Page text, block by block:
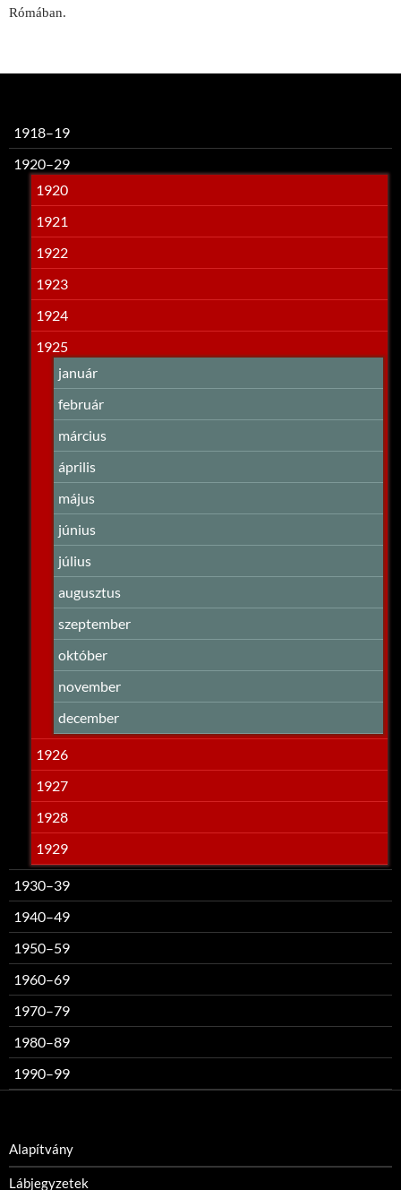
Rómában.
1918–19
1920–29
1920
1921
1922
1923
1924
1925
január
február
március
április
május
június
július
augusztus
szeptember
október
november
december
1926
1927
1928
1929
1930–39
1940–49
1950–59
1960–69
1970–79
1980–89
1990–99
Alapítvány
Lábjegyzetek